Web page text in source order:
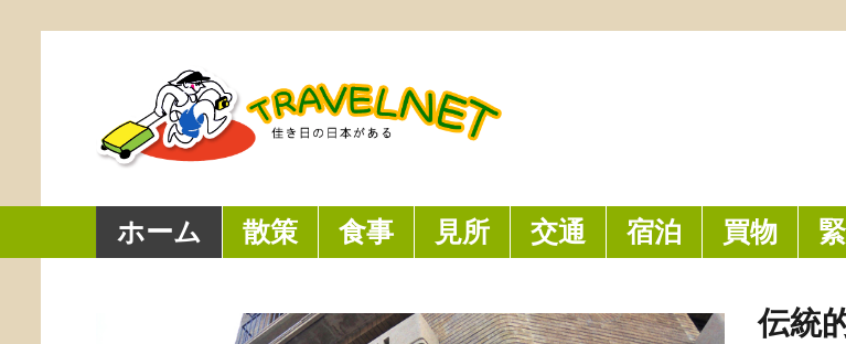
ホーム 散策 食事 見所 交通 宿泊 買物
伝統